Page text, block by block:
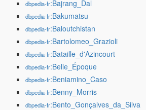
dbpedia-fr:Bajrang_Dal
dbpedia-fr:Bakumatsu
dbpedia-fr:Baloutchistan
dbpedia-fr:Bartolomeo_Grazioli
dbpedia-fr:Bataille_d'Azincourt
dbpedia-fr:Belle_Époque
dbpedia-fr:Beniamino_Caso
dbpedia-fr:Benny_Morris
dbpedia-fr:Bento_Gonçalves_da_Silva